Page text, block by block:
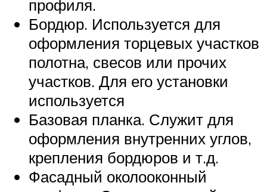
профиля.
Бордюр. Используется для
оформления торцевых участков
полотна, свесов или прочих
участков. Для его установки
используется
Базовая планка. Служит для
оформления внутренних углов,
крепления бордюров и т.д.
Фасадный околооконный